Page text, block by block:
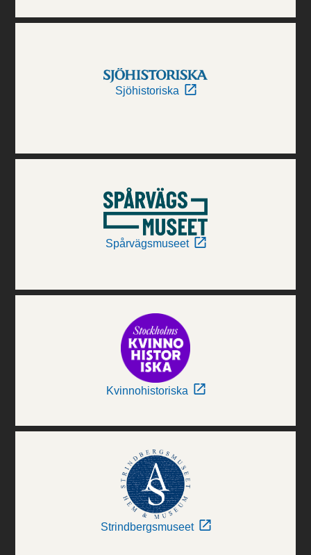
Sjöhistoriska
Spårvägsmuseet
Kvinnohistoriska
Strindbergsmuseet